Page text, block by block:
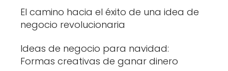
El camino hacia el éxito de una idea de
negocio revolucionaria
Ideas de negocio para navidad:
Formas creativas de ganar dinero